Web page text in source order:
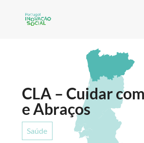
CLA – Cuidar
e Abraços
Saúde